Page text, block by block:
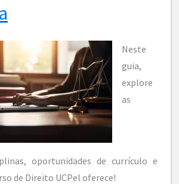
Neste
guia,
explore
as
oportunidades de currículo e
de Direito UCPel oferece!